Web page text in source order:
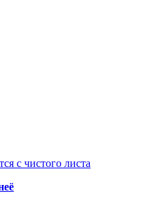
с чистого листа